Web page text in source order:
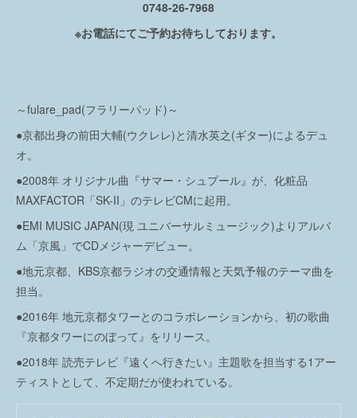
0748-26-7968
※お電話にてご予約お待ちしております。
～fulare_pad(フラリーパッド)～
●京都出身の前田大輔(ウクレレ)と清水英之(ギター)によるデュ
オ。
●2008年 オリジナル曲『サマー・シュプール』が、化粧品
MAXFACTOR「SK-II」のテレビCMに起用。
●EMI MUSIC JAPAN(現 ユニバーサルミュージック)よりアルバ
ム「京風」でCDメジャーデビュー。
●地元京都、KBS京都ラジオの交通情報と天気予報のテーマ曲を
担当。
●2016年 地元京都タワーとのコラボレーションから、初の歌曲
『京都タワーにのぼって』をリリース。
●2018年 読売テレビ『遠くへ行きたい』主題歌を担当する1アー
ティストとして、不定期だが使われている。